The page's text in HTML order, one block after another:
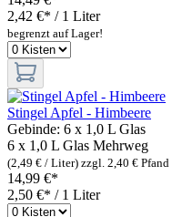
2,42 €* / 1 Liter
begrenzt auf Lager!
Stingel Apfel - Himbeere
Gebinde: 6 x 1,0 L Glas
6 x 1,0 L Glas Mehrweg
(2,49 € / Liter) zzgl. 2,40 € Pfand
14,99 €*
2,50 €* / 1 Liter